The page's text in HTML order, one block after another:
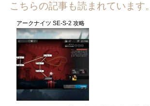
こちらの記事も読まれています。
アークナイツ SE-S-2 攻略